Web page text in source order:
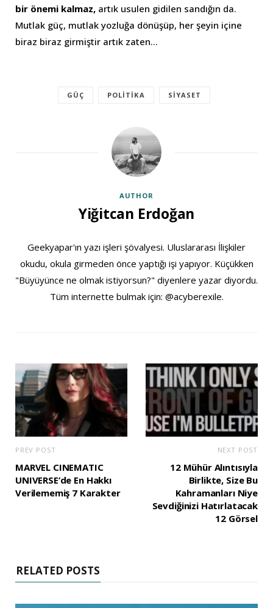
bir önemi kalmaz, artık usulen gidilen sandığın da.
Mutlak güç, mutlak yozluğa dönüşüp, her şeyin içine
biraz biraz girmiştir artık zaten…
GÜÇ POLITIKA SIYASET
AUTHOR
Yiğitcan Erdoğan
Geekyapar'ın yazı işleri şövalyesi. Uluslararası İlişkiler
okudu, okula girmeden önce yaptığı işi yapıyor. Küçükken
"Büyüyünce ne olmak istiyorsun?" diyenlere yazar diyordu.
Tüm internette bulmak için: @acyberexile.
PREV POST
MARVEL CINEMATIC
UNIVERSE’de En Hakkı
Verilememiş 7 Karakter
NEXT POST
12 Mühür Alıntısıyla
Birlikte, Size Bu
Kahramanları Niye
Sevdiğinizi Hatırlatacak
12 Görsel
RELATED POSTS